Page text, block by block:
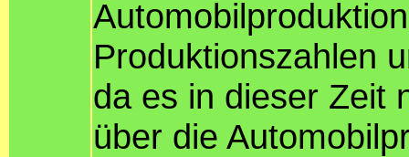
Produktionszahlen
da es in dieser Zeit
über die